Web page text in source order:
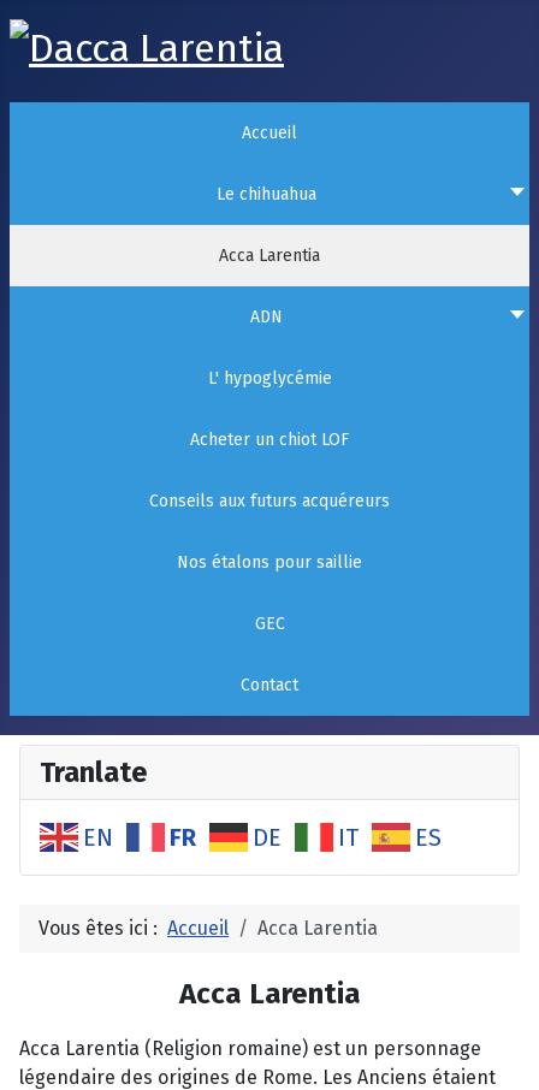
Accueil
Le chihuahua
Acca Larentia
ADN
L' hypoglycémie
Acheter un chiot LOF
Conseils aux futurs acquéreurs
Nos étalons pour saillie
GEC
Contact
Tranlate
EN FR DE IT ES
Vous êtes ici : Accueil Acca Larentia
Acca Larentia
Acca Larentia (Religion romaine) est un personnage
légendaire des origines de Rome. Les Anciens étaient